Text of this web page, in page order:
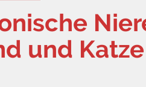
und Katze